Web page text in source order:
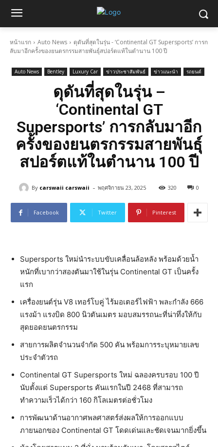
หน้าแรก Auto News
ดุดันที่สุดในรุ่น - ‘Continental GT Supersports’ การก
ลับมาอีกครั้งของยนตรกรรมสายพันธุ์สปอร์ตแท้ในตำนาน 100 ปี
Auto News Bentley Luxury Car ข่าวประชาสัมพันธ์ ข่าวแนะนำ รถยนต์
ดุดันที่สุดในรุ่น –
‘Continental GT
Supersports’ การกลับมาอีก
ครั้งของยนตรกรรมสายพันธุ์
สปอร์ตแท้ในตำนาน 100 ปี
By carswaii carswaii - พฤศจิกายน 23, 2025 320 0
Facebook Twitter Pinterest
Supersports ใหม่นำระบบขับเคลื่อนล้อหลัง พร้อมด้วยน้ำ
หนักที่เบากว่าสองตันมาใช้ในรุ่น Continental GT เป็นครั้ง
แรก
เครื่องยนต์รุ่น V8 เทอร์โบคู่ ไร้มอเตอร์ไฟฟ้า พละกำลัง 666
แรงม้า แรงบิด 800 นิวตันเมตร มอบสมรรถนะที่น่าทึ่งให้กับ
สุดยอดยนตรกรรม
สายการผลิตจำนวนจำกัด 500 คัน พร้อมการระบุหมายเลข
ประจำตัวรถ
Continental GT Supersports ใหม่ ฉลองครบรอบ 100 ปี
นับตั้งแต่ Supersports คันแรกในปี 2468 ที่สามารถ
ทำความเร็วได้กว่า 160 กิโลเมตรต่อชั่วโมง
การพัฒนาด้านอากาศพลศาสตร์ส่งผลให้การออกแบบ
ภายนอกของ Continental GT โดดเด่นและชัดเจนมากยิ่งขึ้น